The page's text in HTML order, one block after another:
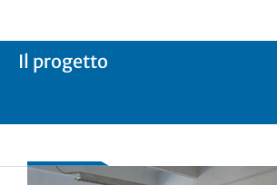
Il progetto
Le attività
I partner
I risultati